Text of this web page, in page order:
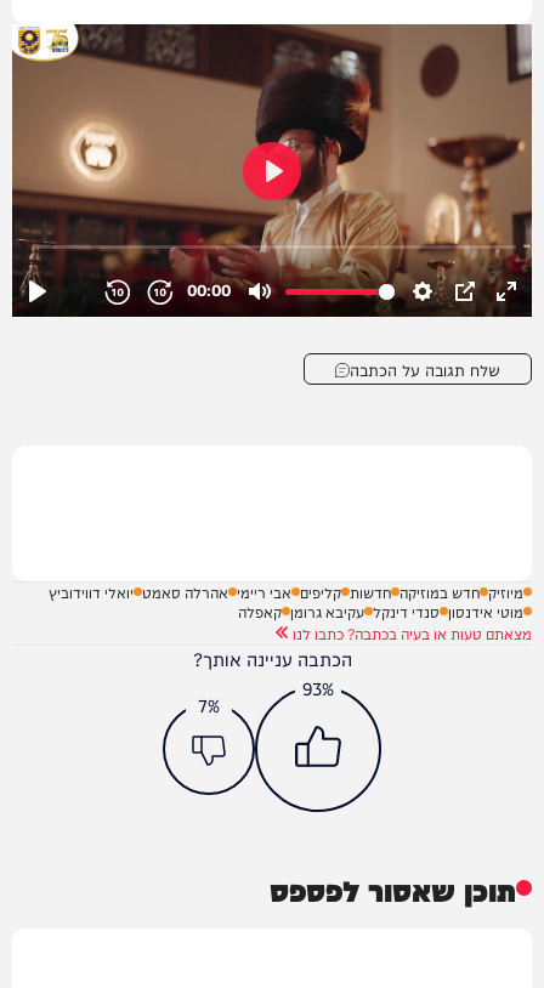
שלח תגובה על הכתבה
מיוזיק חדש במוזיקה חדשות קליפים אבי ריימי אהרלה סאמט יואלי דווידוביץ
מוטי אידנסון סנדי דינקל עקיבא גרומן קאפלה
מצאתם טעות או בעיה בכתבה? כתבו לנו
הכתבה עניינה אותך?
93%
7%
תוכן שאסור לפספס